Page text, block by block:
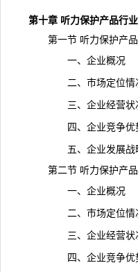
第十章 听力保护产品行
第一节 听力保护产品
一、企业概况
二、市场定位情
三、企业经营状
四、企业竞争优
五、企业发展战
第二节 听力保护产品
一、企业概况
二、市场定位情
三、企业经营状
四、企业竞争优